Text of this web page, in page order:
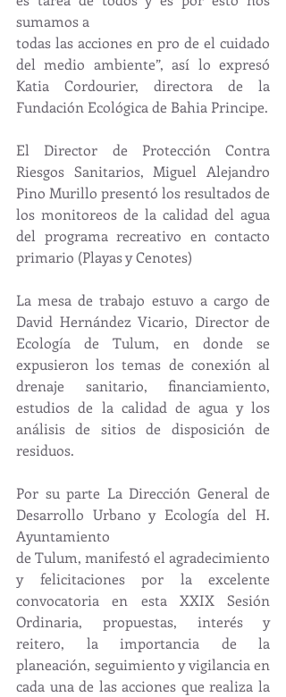
sumamos a
todas las acciones en pro de el cuidado
del medio ambiente”, así lo expresó
Katia Cordourier, directora de la
Fundación Ecológica de Bahia Principe.
El Director de Protección Contra
Riesgos Sanitarios, Miguel Alejandro
Pino Murillo presentó los resultados de
los monitoreos de la calidad del agua
del programa recreativo en contacto
primario (Playas y Cenotes)
La mesa de trabajo estuvo a cargo de
David Hernández Vicario, Director de
Ecología de Tulum, en donde se
expusieron los temas de conexión al
drenaje sanitario, financiamiento,
estudios de la calidad de agua y los
análisis de sitios de disposición de
residuos.
Por su parte La Dirección General de
Desarrollo Urbano y Ecología del H.
Ayuntamiento
de Tulum, manifestó el agradecimiento
y felicitaciones por la excelente
convocatoria en esta XXIX Sesión
Ordinaria, propuestas, interés y
reitero, la importancia de la
planeación, seguimiento y vigilancia en
cada una de las acciones que realiza la